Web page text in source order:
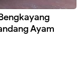
Ayam